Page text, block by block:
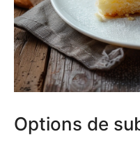
Options de